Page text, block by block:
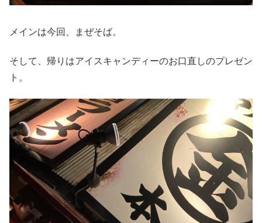
メインは今回、まぜそば。
そして、帰りはアイスキャンディーのお口直しのプレゼン
ト。